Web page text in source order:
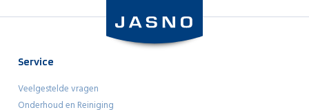
Service
Veelgestelde vragen
Onderhoud en Reiniging